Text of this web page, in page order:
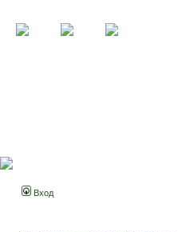
Вход